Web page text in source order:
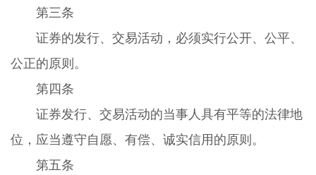
第三条
证券的发行、交易活动，必须实行公开、公平、
公正的原则。
第四条
证券发行、交易活动的当事人具有平等的法律地
位，应当遵守自愿、有偿、诚实信用的原则。
第五条